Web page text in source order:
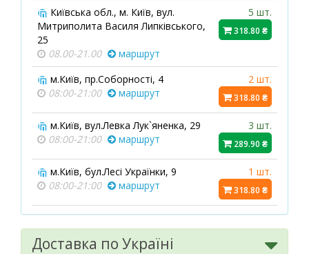
Київська обл., м. Київ, вул.
Митриполита Василя Липківського,
25
08.00-21.00
маршрут
5 шт.
318.80 ₴
м.Київ, пр.Соборності, 4
08:00-21:00
маршрут
2 шт.
318.80 ₴
м.Київ, вул.Левка Лук`яненка, 29
08:00-21:00
маршрут
3 шт.
289.90 ₴
м.Київ, бул.Лесі Українки, 9
08:00-21:00
маршрут
1 шт.
318.80 ₴
м.Київ, вул.Гната Юри, 3
08:00-21:00
маршрут
2 шт.
Доставка по Україні